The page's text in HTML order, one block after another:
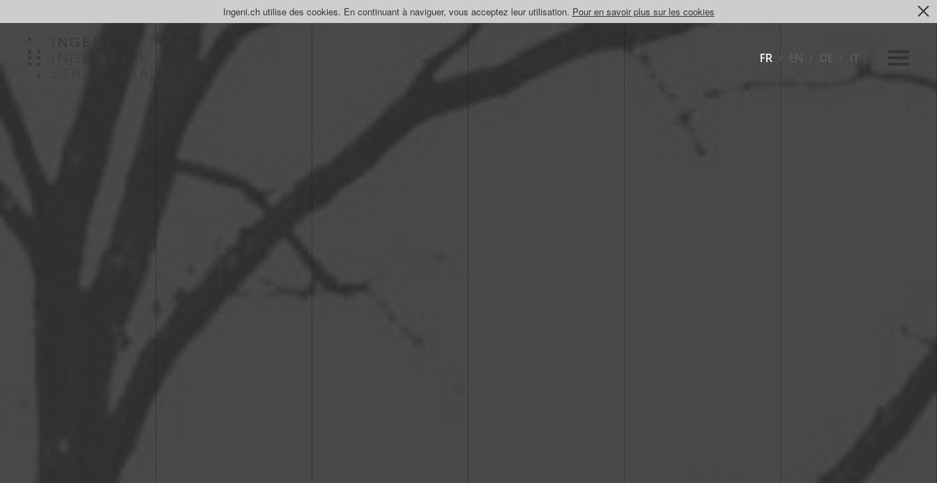
Ingeni.ch utilise des cookies. En continuant à naviguer, vous acceptez leur utilisation. Pour en savoir plus sur les cookies
FR / IT